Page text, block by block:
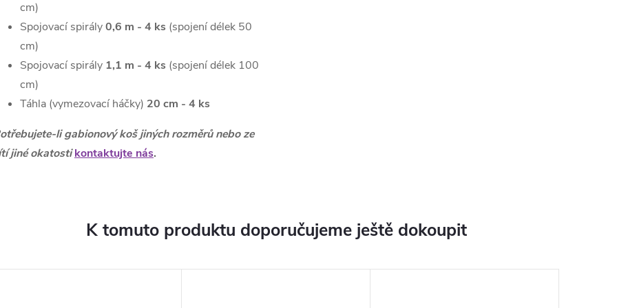
cm)
Spojovací spirály0,6 m - 4 ks (spojení délek 50
cm)
Spojovací spirály 1,1 m - 4 ks (spojení délek 100
cm)
Táhla (vymezovací háčky) 20 cm - 4 ks
li gabionový koš jiných rozměrů nebo ze
jiné okatosti kontaktujte nás.
K tomuto produktu doporučujeme ještě dokoupit